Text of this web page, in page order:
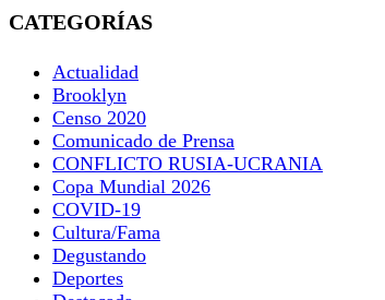
CATEGORÍAS
Actualidad
Brooklyn
Censo 2020
Comunicado de Prensa
CONFLICTO RUSIA-UCRANIA
Copa Mundial 2026
COVID-19
Cultura/Fama
Degustando
Deportes